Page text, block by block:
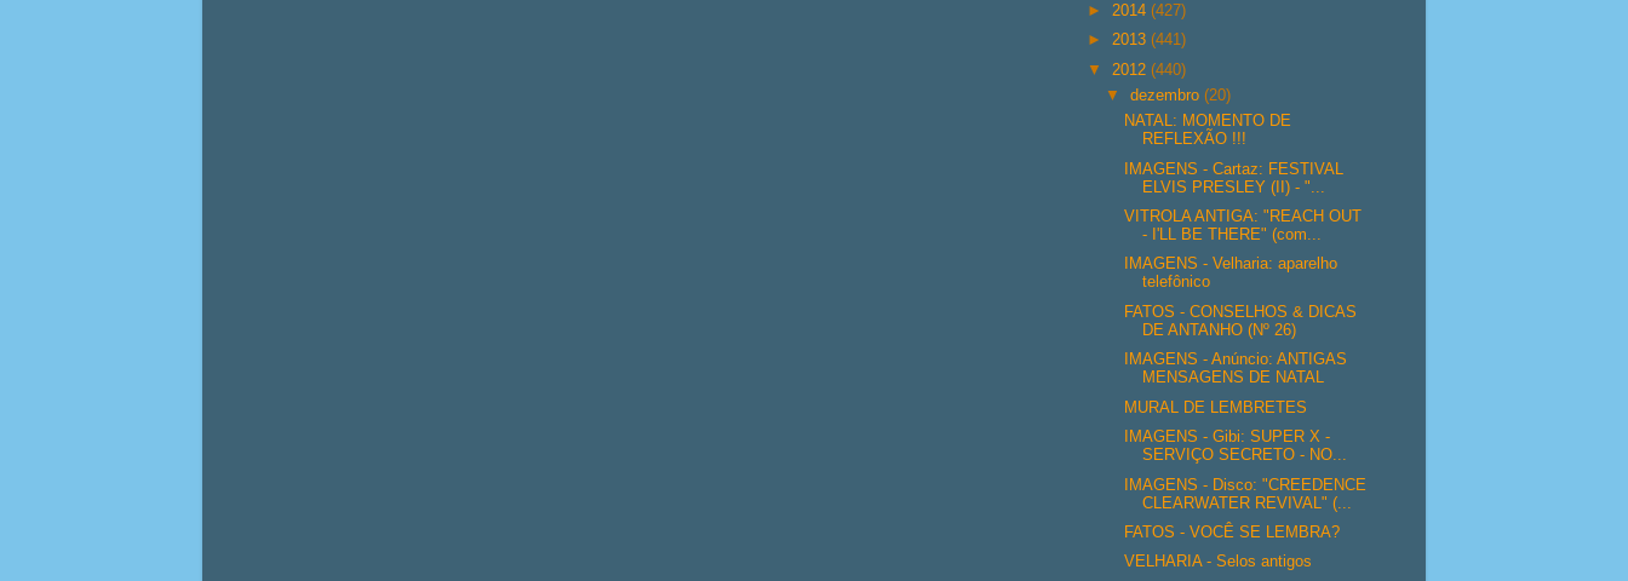
► 2014 (427)
► 2013 (441)
▼ 2012 (440)
▼dezembro(20)
NATAL: MOMENTO DE
REFLEXÃO !!!
IMAGENS - Cartaz: FESTIVAL
ELVIS PRESLEY (II) - "...
VITROLA ANTIGA: "REACH OUT
- I'LL BE THERE" (com...
IMAGENS - Velharia: aparelho
telefônico
FATOS - CONSELHOS & DICAS
DE ANTANHO (Nº 26)
IMAGENS - Anúncio: ANTIGAS
MENSAGENS DE NATAL
MURAL DE LEMBRETES
IMAGENS - Gibi: SUPER X -
SERVIÇO SECRETO - NO...
IMAGENS - Disco: "CREEDENCE
CLEARWATER REVIVAL" (...
FATOS - VOCÊ SE LEMBRA?
VELHARIA - Selos antigos